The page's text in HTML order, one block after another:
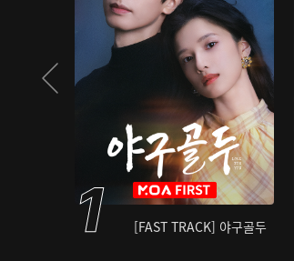
[FAST TRACK] 야구골두